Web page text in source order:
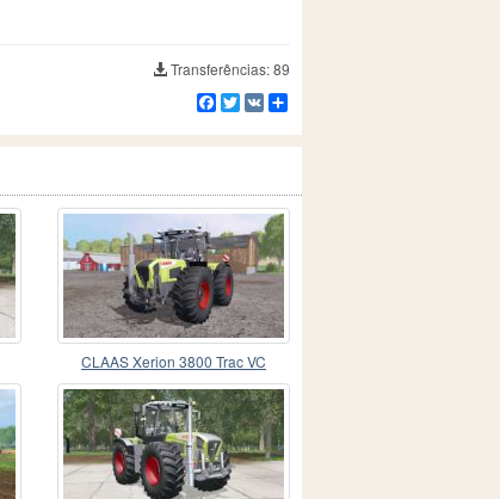
Transferências: 89
Facebook
Twitter
VK
CLAAS Xerion 3800 Trac VC